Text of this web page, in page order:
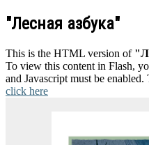
"Лесная азбука"
This is the HTML version of
To view this content in Flash,
and Javascript must be
click here